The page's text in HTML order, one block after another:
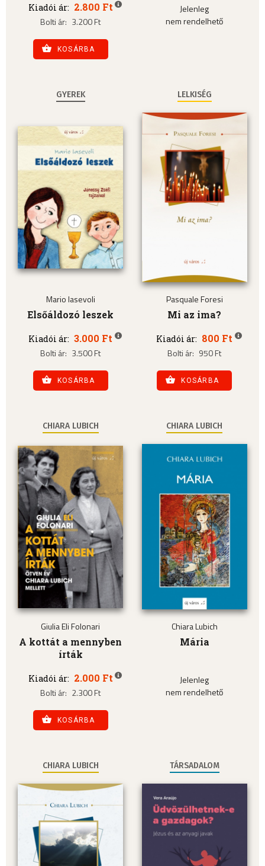
Kiadói ár: 2.800 Ft
Bolti ár: 3.200 Ft
KOSÁRBA
Jelenleg
nem rendelhető
GYEREK
Mario Iasevoli
Elsőáldozó leszek
Kiadói ár: 3.000 Ft
Bolti ár: 3.500 Ft
KOSÁRBA
LELKISÉG
Pasquale Foresi
Mi az ima?
Kiadói ár: 800 Ft
Bolti ár: 950 Ft
KOSÁRBA
CHIARA LUBICH
Giulia Eli Folonari
A kottát a mennyben
írták
Kiadói ár: 2.000 Ft
Bolti ár: 2.300 Ft
KOSÁRBA
CHIARA LUBICH
Chiara Lubich
Mária
Jelenleg
nem rendelhető
CHIARA LUBICH TÁRSADALOM